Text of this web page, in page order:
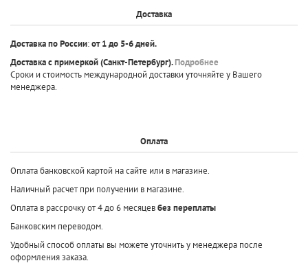
Доставка
Доставка по России:от 1 до 5-6 дней.
Доставка с примеркой(Санкт-Петербург).Подробнее
Сроки и стоимость международной доставки уточняйте у Вашего
менеджера.
Оплата
Оплата банковской картой на сайте или в магазине.
Наличный расчет при получении в магазине.
Оплата в рассрочку от 4 до 6 месяцевбез переплаты
Банковским переводом.
Удобный способ оплаты вы можете уточнить у менеджера после
оформления заказа.